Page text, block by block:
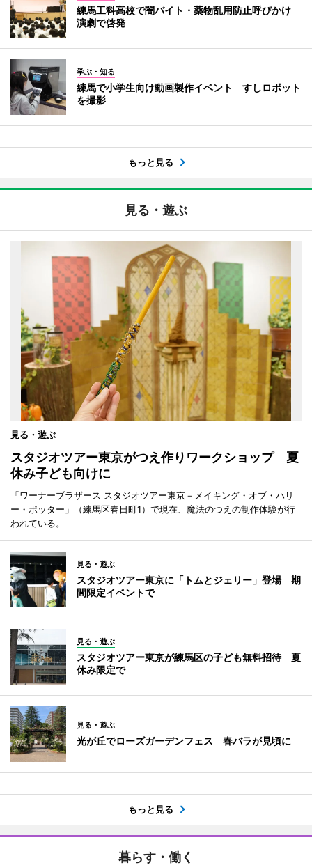
練馬工科高校で闇バイト・薬物乱用防止呼びかけ
演劇で啓発
学ぶ・知る
練馬で小学生向け動画製作イベント すしロボット
を撮影
もっと見る
見る・遊ぶ
見る・遊ぶ
スタジオツアー東京がつえ作りワークショップ 夏
休み子ども向けに
「ワーナーブラザース スタジオツアー東京－メイキング・オブ・ハリ
ー・ポッター」（練馬区春日町1）で現在、魔法のつえの制作体験が行
われている。
見る・遊ぶ
スタジオツアー東京に「トムとジェリー」登場 期
間限定イベントで
見る・遊ぶ
スタジオツアー東京が練馬区の子ども無料招待 夏
休み限定で
見る・遊ぶ
光が丘でローズガーデンフェス 春バラが見頃に
もっと見る
暮らす・働く